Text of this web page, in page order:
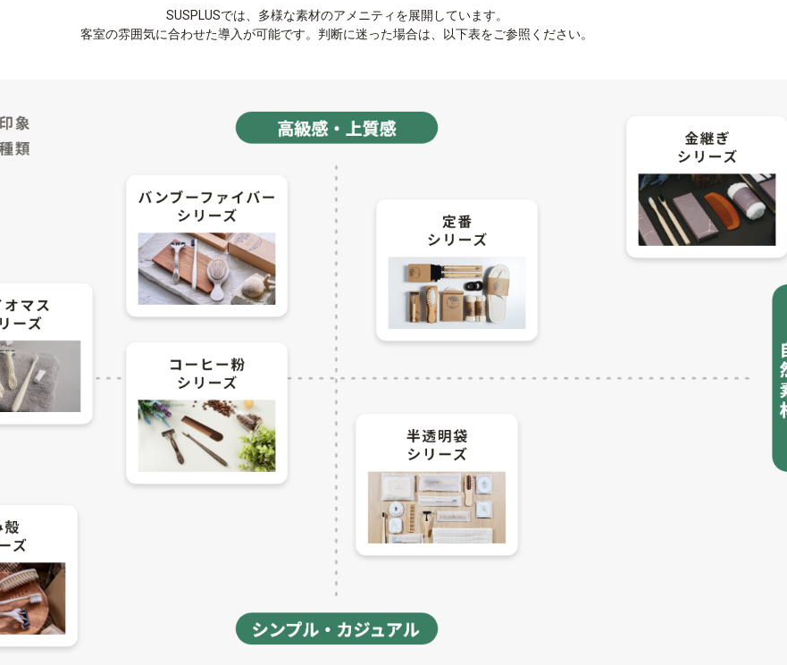
SUSPLUSでは、多様な素材のアメニティを展開しています。
客室の雰囲気に合わせた導入が可能です。判断に迷った場合は、以下表をご参照ください。